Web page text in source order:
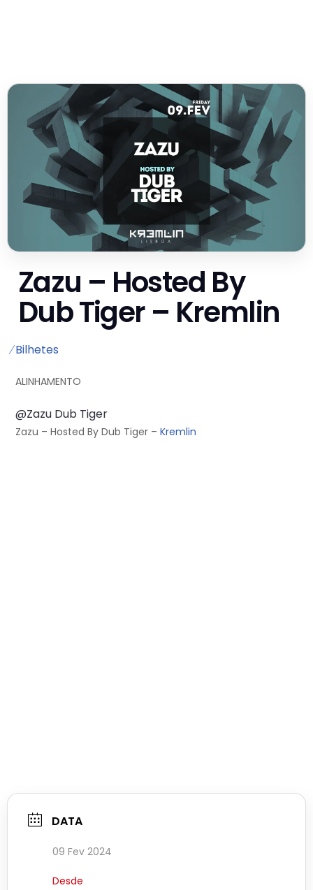
Zazu – Hosted By
Dub Tiger – Kremlin
̸Bilhetes
ALINHAMENTO
@Zazu Dub Tiger
Zazu – Hosted By Dub Tiger – Kremlin
DATA
09 Fev 2024
Desde